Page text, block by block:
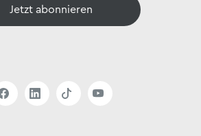
Jetzt abonnieren